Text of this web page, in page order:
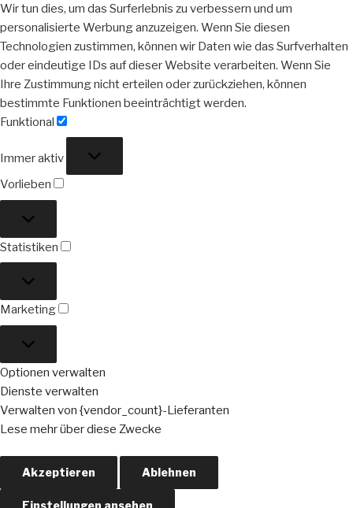
Wir tun dies, um das Surferlebnis zu verbessern und um
personalisierte Werbung anzuzeigen. Wenn Sie diesen
Technologien zustimmen, können wir Daten wie das Surfverhalten
oder eindeutige IDs auf dieser Website verarbeiten. Wenn Sie
Ihre Zustimmung nicht erteilen oder zurückziehen, können
bestimmte Funktionen beeinträchtigt werden.
Funktional
Immer aktiv
Vorlieben
Statistiken
Marketing
Optionen verwalten
Dienste verwalten
Verwalten von {vendor_count}-Lieferanten
Lese mehr über diese Zwecke
Akzeptieren Ablehnen